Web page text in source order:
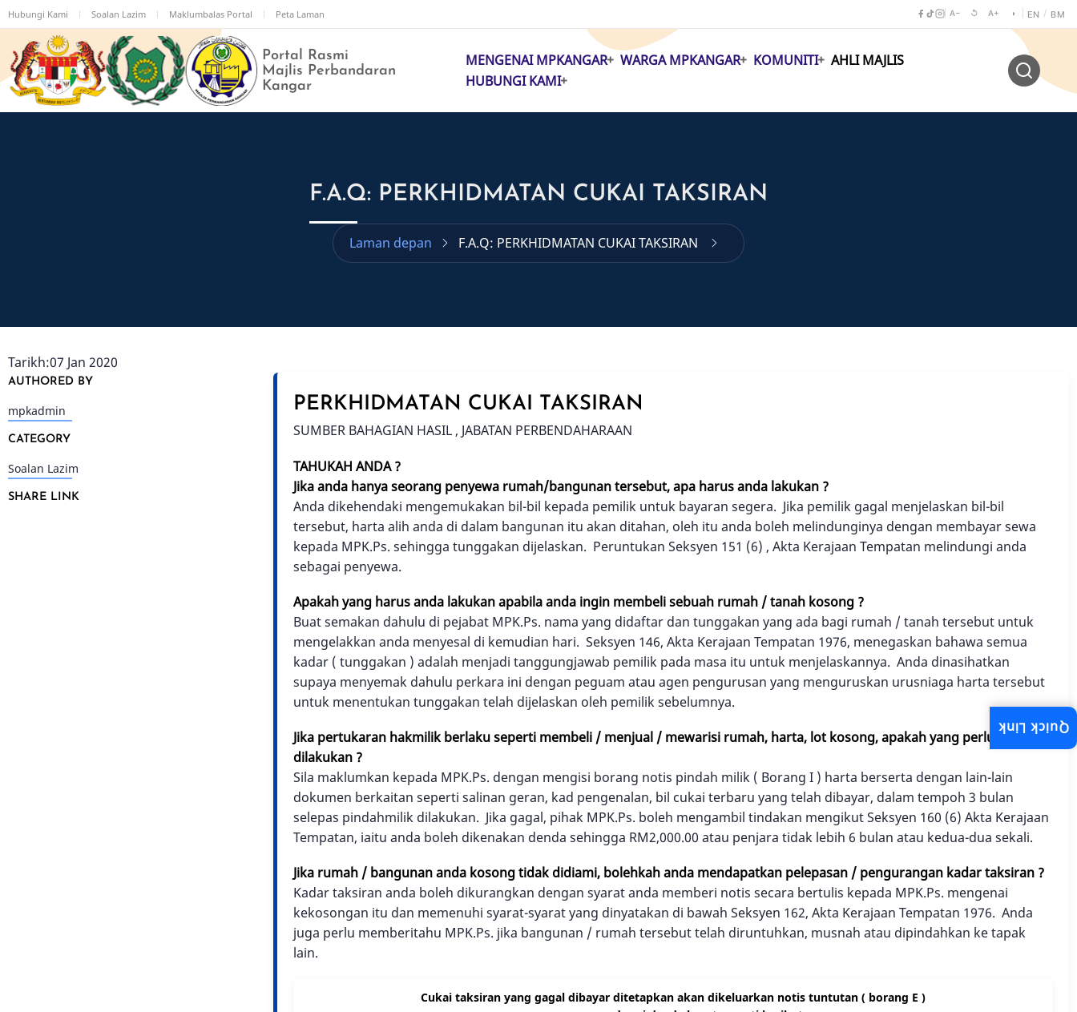
Langkau
ke
kandungan
utama
Hubungi Kami Soalan Lazim Maklumbalas Portal Peta Laman A− ↺ A+ ◑ EN / BM
Portal Rasmi
Majlis Perbandaran
Kangar
MAIN
MENGENAI MPKANGAR WARGA MPKANGAR KOMUNITI
AHLI MAJLIS
HUBUNGI KAMI
F.A.Q: PERKHIDMATAN CUKAI TAKSIRAN
Laman depan F.A.Q: PERKHIDMATAN CUKAI TAKSIRAN
Tarikh:07 Jan 2020
AUTHORED BY
mpkadmin
CATEGORY
Soalan Lazim
SHARE LINK
PERKHIDMATAN CUKAI TAKSIRAN
SUMBER BAHAGIAN HASIL , JABATAN PERBENDAHARAAN
TAHUKAH ANDA ?
Jika anda hanya seorang penyewa rumah/bangunan tersebut, apa harus anda lakukan ?
Anda dikehendaki mengemukakan bil-bil kepada pemilik untuk bayaran segera. Jika pemilik gagal menjelaskan bil-bil
tersebut, harta alih anda di dalam bangunan itu akan ditahan, oleh itu anda boleh melindunginya dengan membayar sewa
kepada MPK.Ps. sehingga tunggakan dijelaskan. Peruntukan Seksyen 151 (6) , Akta Kerajaan Tempatan melindungi anda
sebagai penyewa.
Apakah yang harus anda lakukan apabila anda ingin membeli sebuah rumah / tanah kosong ?
Buat semakan dahulu di pejabat MPK.Ps. nama yang didaftar dan tunggakan yang ada bagi rumah / tanah tersebut untuk
mengelakkan anda menyesal di kemudian hari. Seksyen 146, Akta Kerajaan Tempatan 1976, menegaskan bahawa semua
kadar ( tunggakan ) adalah menjadi tanggungjawab pemilik pada masa itu untuk menjelaskannya. Anda dinasihatkan
supaya menyemak dahulu perkara ini dengan peguam atau agen pengurusan yang menguruskan urusniaga harta tersebut
untuk menentukan tunggakan telah dijelaskan oleh pemilik sebelumnya.
Jika pertukaran hakmilik berlaku seperti membeli / menjual / mewarisi rumah, harta, lot kosong, apakah yang perlu
dilakukan ?
Sila maklumkan kepada MPK.Ps. dengan mengisi borang notis pindah milik ( Borang I ) harta berserta dengan lain-lain
dokumen berkaitan seperti salinan geran, kad pengenalan, bil cukai terbaru yang telah dibayar, dalam tempoh 3 bulan
selepas pindahmilik dilakukan. Jika gagal, pihak MPK.Ps. boleh mengambil tindakan mengikut Seksyen 160 (6) Akta Kerajaan
Tempatan, iaitu anda boleh dikenakan denda sehingga RM2,000.00 atau penjara tidak lebih 6 bulan atau kedua-dua sekali.
Jika rumah / bangunan anda kosong tidak didiami, bolehkah anda mendapatkan pelepasan / pengurangan kadar taksiran ?
Kadar taksiran anda boleh dikurangkan dengan syarat anda memberi notis secara bertulis kepada MPK.Ps. mengenai
kekosongan itu dan memenuhi syarat-syarat yang dinyatakan di bawah Seksyen 162, Akta Kerajaan Tempatan 1976. Anda
juga perlu memberitahu MPK.Ps. jika bangunan / rumah tersebut telah diruntuhkan, musnah atau dipindahkan ke tapak
lain.
Cukai taksiran yang gagal dibayar ditetapkan akan dikeluarkan notis tuntutan ( borang E )
Quick Link